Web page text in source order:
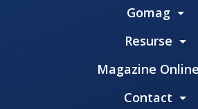
Gomag
Resurse
Magazine Online
Contact